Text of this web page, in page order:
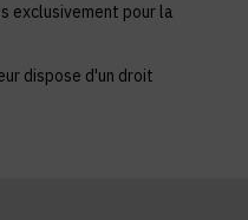
exclusivement pour la
dispose d'un droit